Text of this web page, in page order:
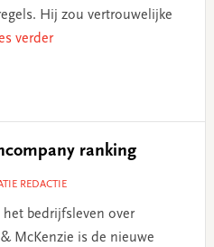
Hij zou vertrouwelijke
verder
ranking
REDACTIE
bedrijfsleven over
McKenzie is de nieuwe